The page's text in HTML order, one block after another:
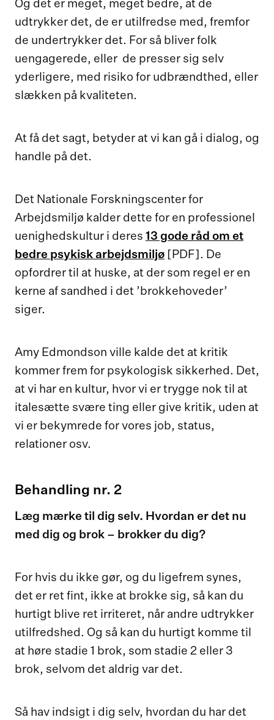
Og det er meget, meget bedre, at de
udtrykker det, de er utilfredse med, fremfor
de undertrykker det. For så bliver folk
uengagerede, eller de presser sig selv
yderligere, med risiko for udbrændthed, eller
slækken på kvaliteten.
At få det sagt, betyder at vi kan gå i dialog, og
handle på det.
Det Nationale Forskningscenter for
Arbejdsmiljø kalder dette for en professionel
uenighedskultur i deres 13 gode råd om et
bedre psykisk arbejdsmiljø [PDF]. De
opfordrer til at huske, at der som regel er en
kerne af sandhed i det ’brokkehoveder’
siger.
Amy Edmondson ville kalde det at kritik
kommer frem for psykologisk sikkerhed. Det,
at vi har en kultur, hvor vi er trygge nok til at
italesætte svære ting eller give kritik, uden at
vi er bekymrede for vores job, status,
relationer osv.
Behandling nr. 2
Læg mærke til dig selv. Hvordan er det nu
med dig og brok – brokker du dig?
For hvis du ikke gør, og du ligefrem synes,
det er ret fint, ikke at brokke sig, så kan du
hurtigt blive ret irriteret, når andre udtrykker
utilfredshed. Og så kan du hurtigt komme til
at høre stadie 1 brok, som stadie 2 eller 3
brok, selvom det aldrig var det.
Så hav indsigt i dig selv, hvordan du har det